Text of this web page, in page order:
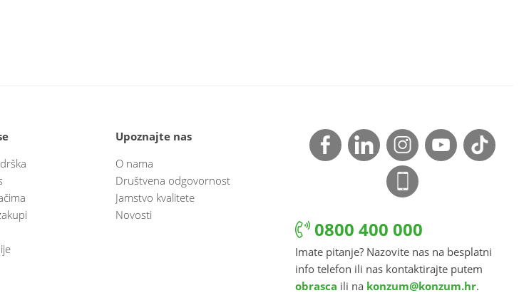
Upoznajte nas
O nama
Društvena odgovornost
Jamstvo kvalitete
Novosti
0800 400 000
Imate pitanje? Nazovite nas na besplatni
info telefon ili nas kontaktirajte putem
obrasca ili na konzum@konzum.hr.